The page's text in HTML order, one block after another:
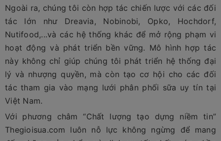
Ngoài ra, chúng tôi còn hợp tác chiến lược với các đối
tác lớn như Dreavia, Nobinobi, Opko, Hochdorf,
Nutifood,...và các hệ thống khác để mở rộng phạm vi
hoạt động và phát triển bền vững. Mô hình hợp tác
này không chỉ giúp chúng tôi phát triển hệ thống đại
lý và nhượng quyền, mà còn tạo cơ hội cho các đối
tác tham gia vào mạng lưới phân phối sữa uy tín tại
Việt Nam.
Với phương châm “Chất lượng tạo dựng niềm tin”
Thegioisua.com luôn nỗ lực không ngừng để mang